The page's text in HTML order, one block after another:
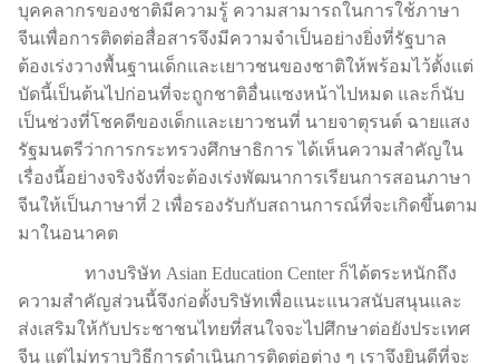
บุคคลากรของชาติมีความรู้ ความสามารถในการใช้ภาษา
จีนเพื่อการติดต่อสื่อสารจึงมีความจำเป็นอย่างยิ่งที่รัฐบาล
ต้องเร่งวางพื้นฐานเด็กและเยาวชนของชาติให้พร้อมไว้ตั้งแต่
บัดนี้เป็นต้นไปก่อนที่จะถูกชาติอื่นแซงหน้าไปหมด และก็นับ
เป็นช่วงที่โชคดีของเด็กและเยาวชนที่ นายจาตุรนต์ ฉายแสง
รัฐมนตรีว่าการกระทรวงศึกษาธิการ ได้เห็นความสำคัญใน
เรื่องนี้อย่างจริงจังที่จะต้องเร่งพัฒนาการเรียนการสอนภาษา
จีนให้เป็นภาษาที่ 2 เพื่อรองรับกับสถานการณ์ที่จะเกิดขึ้นตาม
มาในอนาคต
ทางบริษัท Asian Education Center ก็ได้ตระหนักถึง
ความสำคัญส่วนนี้จึงก่อตั้งบริษัทเพื่อแนะแนวสนับสนุนและ
ส่งเสริมให้กับประชาชนไทยที่สนใจจะไปศึกษาต่อยังประเทศ
จีน แต่ไม่ทราบวิธีการดำเนินการติดต่อต่าง ๆ เราจึงยินดีที่จะ